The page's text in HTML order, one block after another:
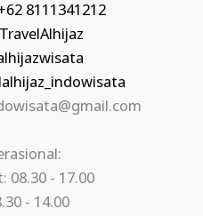
8111341212
08.30 - 17.00
- 14.00